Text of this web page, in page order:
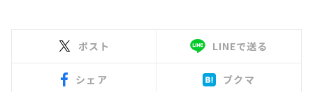
ポスト LINEで送る
シェア ブクマ